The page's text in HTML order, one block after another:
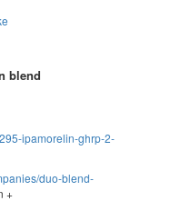
blend
ipamorelin-ghrp-2-
duo-blend-
+